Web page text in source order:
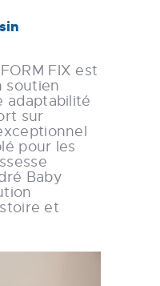
FIX est
soutien
adaptabilité
sur
pour les
Baby
et